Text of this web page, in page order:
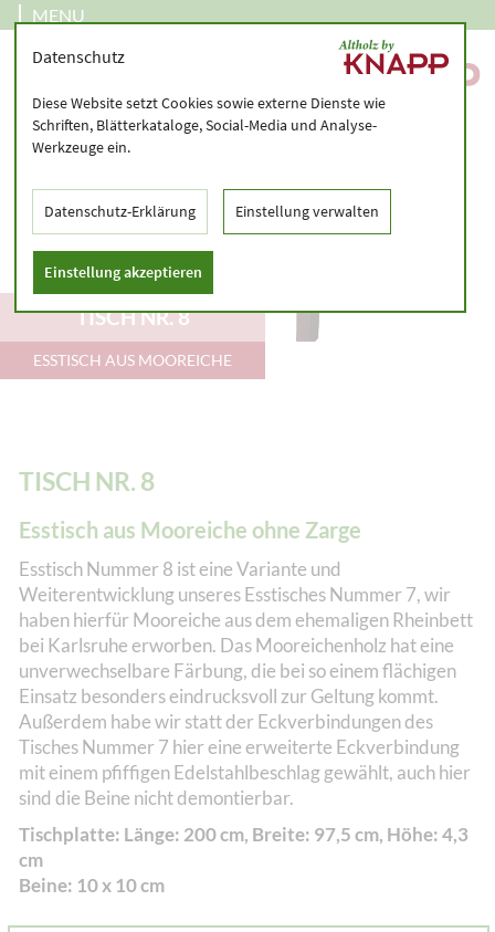
MENU
TISCH NR. 8
ESSTISCH AUS MOOREICHE
TISCH NR. 8
Esstisch aus Mooreiche ohne Zarge
Esstisch Nummer 8 ist eine Variante und
Weiterentwicklung unseres Esstisches Nummer 7, wir
haben hierfür Mooreiche aus dem ehemaligen Rheinbett
bei Karlsruhe erworben. Das Mooreichenholz hat eine
unverwechselbare Färbung, die bei so einem flächigen
Einsatz besonders eindrucksvoll zur Geltung kommt.
Außerdem habe wir statt der Eckverbindungen des
Tisches Nummer 7 hier eine erweiterte Eckverbindung
mit einem pfiffigen Edelstahlbeschlag gewählt, auch hier
sind die Beine nicht demontierbar.
Tischplatte: Länge: 200 cm, Breite: 97,5 cm, Höhe: 4,3
cm
Beine: 10 x 10 cm
Datenschutz
Diese Website setzt Cookies sowie externe Dienste wie
Schriften, Blätterkataloge, Social-Media und Analyse-
Werkzeuge ein.
Datenschutz-Erklärung Einstellung verwalten
Einstellung akzeptieren